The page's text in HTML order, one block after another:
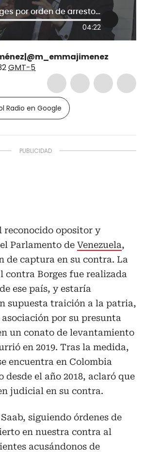
Julio Borges por orden de arresto: Régimen de Maduro se aprovecha para perseguir
04:22
GMT-5
Radio en Google
reconocido opositor y
Parlamento de Venezuela,
de captura en su contra. La
contra Borges fue realizada
ese país, y estaría
supuesta traición a la patria,
por su presunta
un conato de levantamiento
en 2019. Tras la medida,
encuentra en Colombia
desde el año 2018, aclaró que
judicial en su contra.
siguiendo órdenes de
en nuestra contra al
acusándonos de